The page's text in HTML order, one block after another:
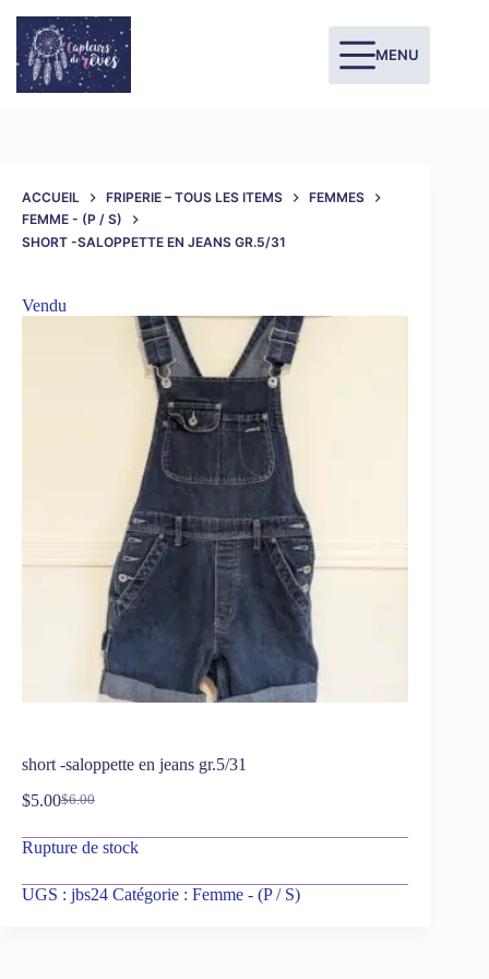
MENU
ACCUEIL FRIPERIE – TOUS LES ITEMS
FEMMES
FEMME - (P / S)
SHORT -SALOPPETTE EN JEANS GR.5/31
Vendu
short -saloppette en jeans gr.5/31
$6.00
$5.00
Rupture de stock
UGS : jbs24 Catégorie : Femme - (P / S)